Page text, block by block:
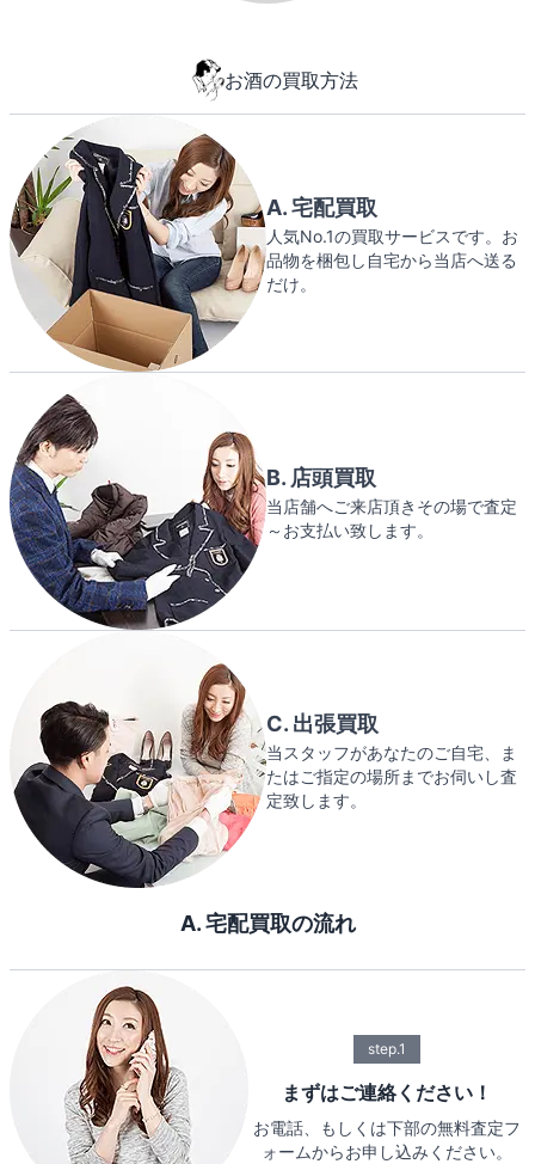
お酒の買取方法
A. 宅配買取
人気No.1の買取サービスです。お
品物を梱包し自宅から当店へ送る
だけ。
B. 店頭買取
当店舗へご来店頂きその場で査定
～お支払い致します。
C. 出張買取
当スタッフがあなたのご自宅、ま
たはご指定の場所までお伺いし査
定致します。
A. 宅配買取の流れ
step.1
まずはご連絡ください！
お電話、もしくは下部の無料査定フ
ォームからお申し込みください。